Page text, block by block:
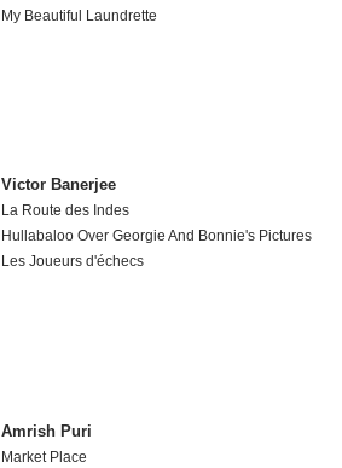
My Beautiful Laundrette
Victor Banerjee
La Route des Indes
Hullabaloo Over Georgie And Bonnie's Pictures
Les Joueurs d'échecs
Amrish Puri
Market Place